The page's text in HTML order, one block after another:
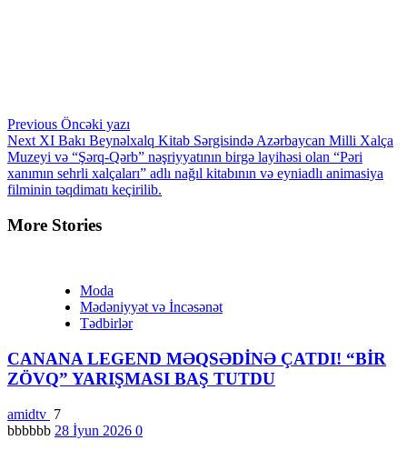
Continue
Reading
Previous Öncəki yazı
Next XI Bakı Beynəlxalq Kitab Sərgisində Azərbaycan Milli Xalça
Muzeyi və “Şərq-Qərb” nəşriyyatının birgə layihəsi olan “Pəri
xanımın sehrli xalçaları” adlı nağıl kitabının və eyniadlı animasiya
filminin təqdimatı keçirilib.
More Stories
Moda
Mədəniyyət və İncəsənət
Tədbirlər
CANANA LEGEND MƏQSƏDİNƏ ÇATDI! “BİR
ZÖVQ” YARIŞMASI BAŞ TUTDU
amidtv 7
bbbbbb 28 İyun 2026 0